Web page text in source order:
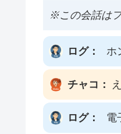
※この会話は
ログ： ホ
チャコ：
ログ： 電